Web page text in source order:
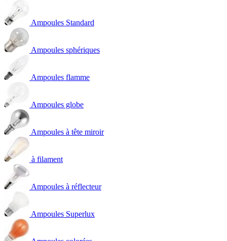
Ampoules Standard
Ampoules sphériques
Ampoules flamme
Ampoules globe
Ampoules à tête miroir
à filament
Ampoules à réflecteur
Ampoules Superlux